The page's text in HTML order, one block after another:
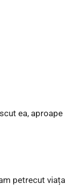
ea, aproape
petrecut viața